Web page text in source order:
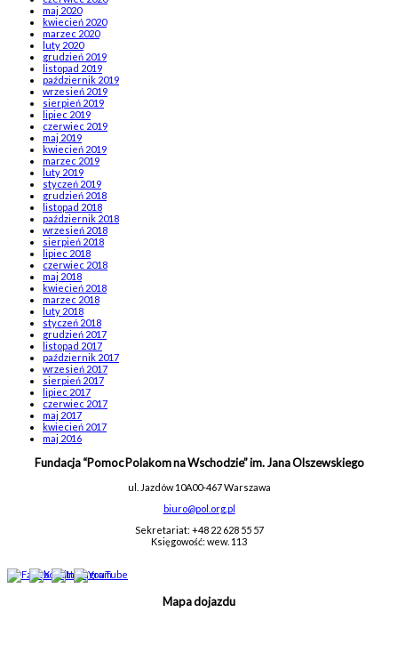
maj 2020
kwiecień 2020
marzec 2020
luty 2020
grudzień 2019
listopad 2019
październik 2019
wrzesień 2019
sierpień 2019
lipiec 2019
czerwiec 2019
maj 2019
kwiecień 2019
marzec 2019
luty 2019
styczeń 2019
grudzień 2018
listopad 2018
październik 2018
wrzesień 2018
sierpień 2018
lipiec 2018
czerwiec 2018
maj 2018
kwiecień 2018
marzec 2018
luty 2018
styczeń 2018
grudzień 2017
listopad 2017
październik 2017
wrzesień 2017
sierpień 2017
lipiec 2017
czerwiec 2017
maj 2017
kwiecień 2017
maj 2016
Fundacja “Pomoc Polakom na Wschodzie” im. Jana Olszewskiego
ul. Jazdów 10A00-467 Warszawa
biuro@pol.org.pl
Sekretariat: +48 22 628 55 57
Księgowość: wew. 113
Mapa dojazdu